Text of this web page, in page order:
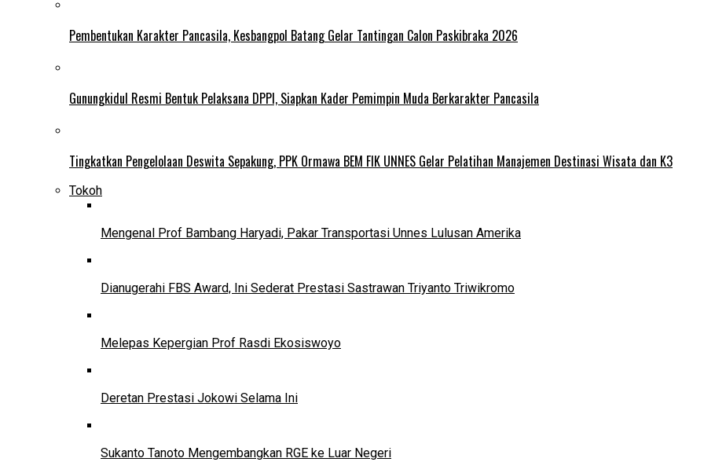
Pembentukan Karakter Pancasila, Kesbangpol Batang Gelar Tantingan Calon Paskibraka 2026
Gunungkidul Resmi Bentuk Pelaksana DPPI, Siapkan Kader Pemimpin Muda Berkarakter Pancasila
Tingkatkan Pengelolaan Deswita Sepakung, PPK Ormawa BEM FIK UNNES Gelar Pelatihan Manajemen Destinasi Wisata dan K3
Tokoh
Mengenal Prof Bambang Haryadi, Pakar Transportasi Unnes Lulusan Amerika
Dianugerahi FBS Award, Ini Sederat Prestasi Sastrawan Triyanto Triwikromo
Melepas Kepergian Prof Rasdi Ekosiswoyo
Deretan Prestasi Jokowi Selama Ini
Sukanto Tanoto Mengembangkan RGE ke Luar Negeri